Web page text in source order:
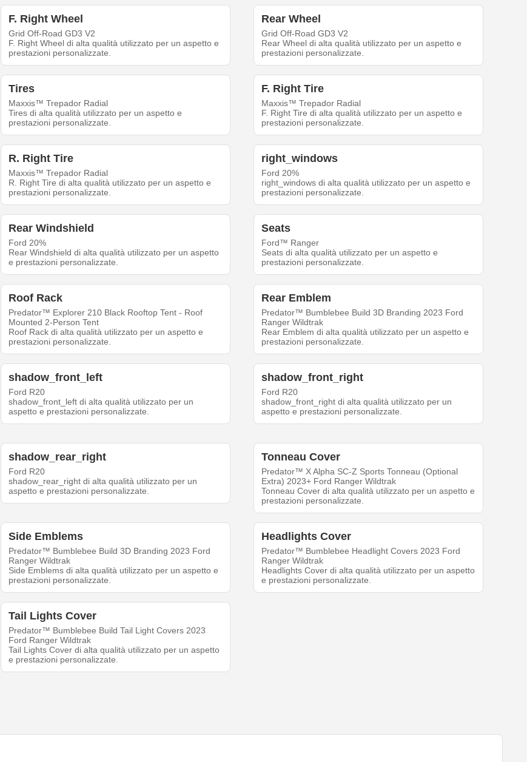
F. Right Wheel
Grid Off-Road GD3 V2
F. Right Wheel di alta qualità utilizzato per un aspetto e
prestazioni personalizzate.
Rear Wheel
Grid Off-Road GD3 V2
Rear Wheel di alta qualità utilizzato per un aspetto e
prestazioni personalizzate.
Tires
Maxxis™ Trepador Radial
Tires di alta qualità utilizzato per un aspetto e
prestazioni personalizzate.
F. Right Tire
Maxxis™ Trepador Radial
F. Right Tire di alta qualità utilizzato per un aspetto e
prestazioni personalizzate.
R. Right Tire
Maxxis™ Trepador Radial
R. Right Tire di alta qualità utilizzato per un aspetto e
prestazioni personalizzate.
right_windows
Ford 20%
right_windows di alta qualità utilizzato per un aspetto e
prestazioni personalizzate.
Rear Windshield
Ford 20%
Rear Windshield di alta qualità utilizzato per un aspetto
e prestazioni personalizzate.
Seats
Ford™ Ranger
Seats di alta qualità utilizzato per un aspetto e
prestazioni personalizzate.
Roof Rack
Predator™ Explorer 210 Black Rooftop Tent - Roof
Mounted 2-Person Tent
Roof Rack di alta qualità utilizzato per un aspetto e
prestazioni personalizzate.
Rear Emblem
Predator™ Bumblebee Build 3D Branding 2023 Ford
Ranger Wildtrak
Rear Emblem di alta qualità utilizzato per un aspetto e
prestazioni personalizzate.
shadow_front_left
Ford R20
shadow_front_left di alta qualità utilizzato per un
aspetto e prestazioni personalizzate.
shadow_front_right
Ford R20
shadow_front_right di alta qualità utilizzato per un
aspetto e prestazioni personalizzate.
shadow_rear_right
Ford R20
shadow_rear_right di alta qualità utilizzato per un
aspetto e prestazioni personalizzate.
Tonneau Cover
Predator™ X Alpha SC-Z Sports Tonneau (Optional
Extra) 2023+ Ford Ranger Wildtrak
Tonneau Cover di alta qualità utilizzato per un aspetto e
prestazioni personalizzate.
Side Emblems
Predator™ Bumblebee Build 3D Branding 2023 Ford
Ranger Wildtrak
Side Emblems di alta qualità utilizzato per un aspetto e
prestazioni personalizzate.
Headlights Cover
Predator™ Bumblebee Headlight Covers 2023 Ford
Ranger Wildtrak
Headlights Cover di alta qualità utilizzato per un aspetto
e prestazioni personalizzate.
Tail Lights Cover
Predator™ Bumblebee Build Tail Light Covers 2023
Ford Ranger Wildtrak
Tail Lights Cover di alta qualità utilizzato per un aspetto
e prestazioni personalizzate.